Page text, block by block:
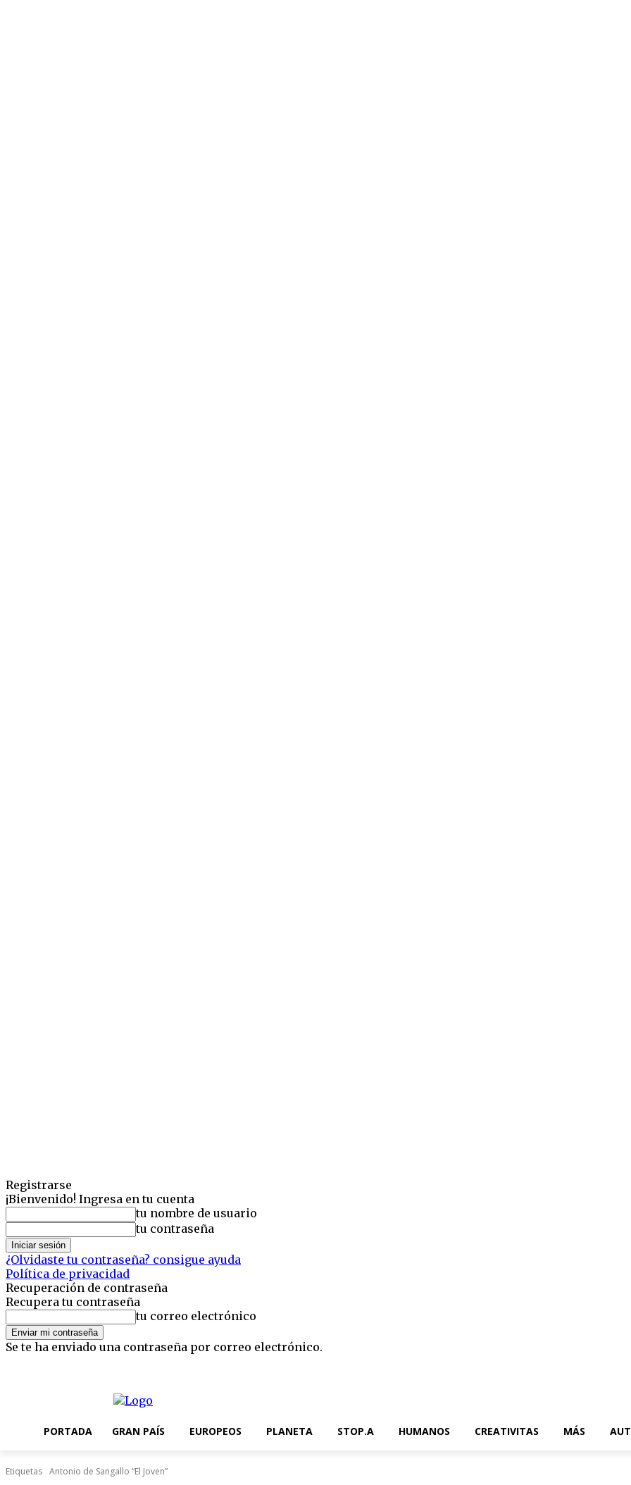
Registrarse
¡Bienvenido! Ingresa en tu cuenta
tu nombre de usuario
tu contraseña
¿Olvidaste tu contraseña? consigue ayuda
Política de privacidad
Recuperación de contraseña
Recupera tu contraseña
tu correo electrónico
Se te ha enviado una contraseña por correo electrónico.
PORTADA GRAN PAÍS EUROPEOS PLANETA STOP.A HUMANOS CREATIVITAS MÁS
Etiquetas Antonio de Sangallo “El Joven”